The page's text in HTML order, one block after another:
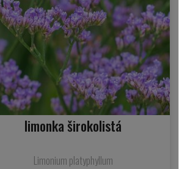
limonka širokolistá
Limonium platyphyllum